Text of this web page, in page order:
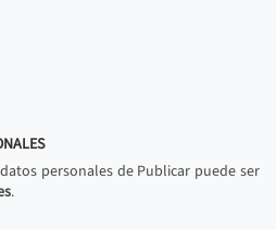
personales de Publicar puede ser
.